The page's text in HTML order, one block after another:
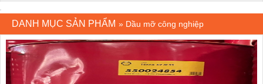
DANH MỤC SẢN PHẨM » Dầu mỡ công nghiệp